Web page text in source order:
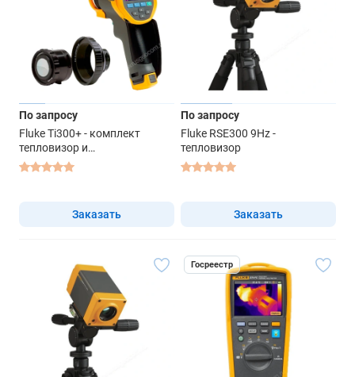
По запросу
Fluke Ti300+ - комплект
тепловизор и
интеллектуальный
инфракрасный объектив для
FLK-LENS/TELE2
Заказать
По запросу
Fluke RSE300 9Hz -
тепловизор
Заказать
Госреестр